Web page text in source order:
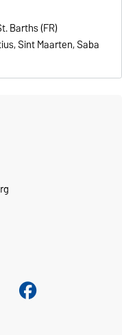
Barths (FR)
Sint Maarten, Saba